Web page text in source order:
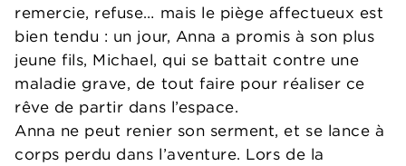
remercie, refuse… mais le piège affectueux est
bien tendu : un jour, Anna a promis à son plus
jeune fils, Michael, qui se battait contre une
maladie grave, de tout faire pour réaliser ce
rêve de partir dans l’espace.
Anna ne peut renier son serment, et se lance à
corps perdu dans l’aventure. Lors de la